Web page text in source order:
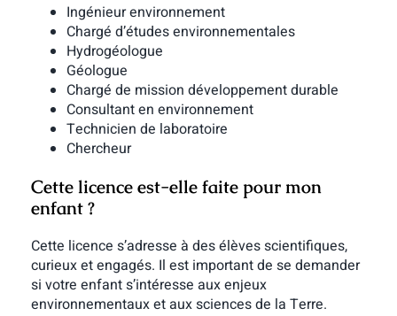
Ingénieur environnement
Chargé d’études environnementales
Hydrogéologue
Géologue
Chargé de mission développement durable
Consultant en environnement
Technicien de laboratoire
Chercheur
Cette licence est-elle faite pour mon
enfant ?
Cette licence s’adresse à des élèves scientifiques,
curieux et engagés. Il est important de se demander
si votre enfant s’intéresse aux enjeux
environnementaux et aux sciences de la Terre.